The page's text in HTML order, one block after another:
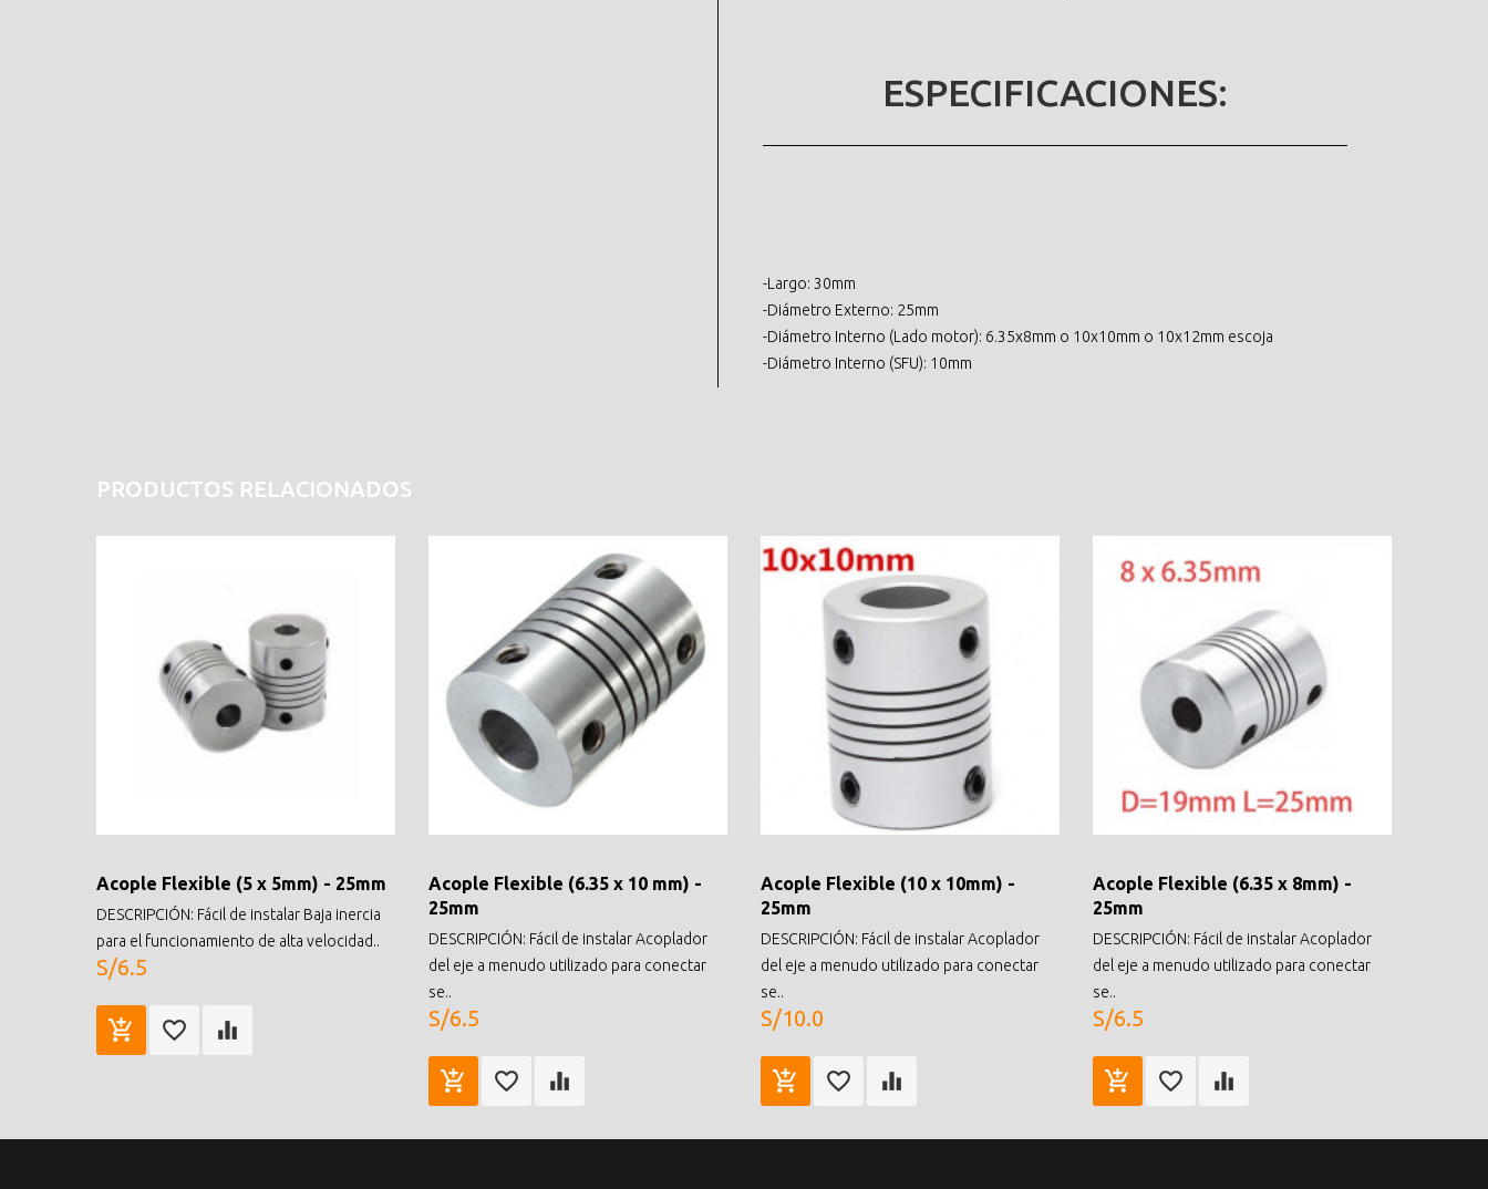
ESPECIFICACIONES:
-Largo: 30mm
-Diámetro Externo: 25mm
-Diámetro Interno (Lado motor): 6.35x8mm o 10x10mm o 10x12mm escoja
-Diámetro Interno (SFU): 10mm
PRODUCTOS RELACIONADOS
Acople Flexible (5 x 5mm) - 25mm
DESCRIPCIÓN: Fácil de instalar Baja inercia
para el funcionamiento de alta velocidad..
S/6.5
Acople Flexible (6.35 x 10 mm) -
25mm
DESCRIPCIÓN: Fácil de instalar Acoplador
del eje a menudo utilizado para conectar
se..
S/6.5
Acople Flexible (10 x 10mm) -
25mm
DESCRIPCIÓN: Fácil de instalar Acoplador
del eje a menudo utilizado para conectar
se..
S/10.0
Acople Flexible (6.35 x 8mm) -
25mm
DESCRIPCIÓN: Fácil de instalar Acoplador
del eje a menudo utilizado para conectar
se..
S/6.5